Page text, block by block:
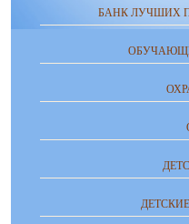
БАНК ЛУЧШИХ